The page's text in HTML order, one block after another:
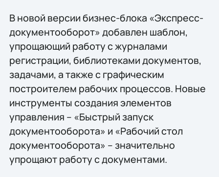
В новой версии бизнес-блока «Экспресс-
документооборот» добавлен шаблон,
упрощающий работу с журналами
регистрации, библиотеками документов,
задачами, а также с графическим
построителем рабочих процессов. Новые
инструменты создания элементов
управления – «Быстрый запуск
документооборота» и «Рабочий стол
документооборота» – значительно
упрощают работу с документами.